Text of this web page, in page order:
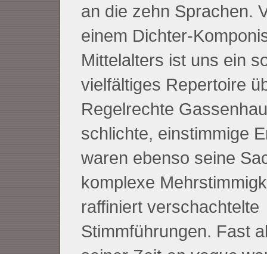
an die zehn Sprachen.
einem Dichter-
Mittelalters ist uns ein
vielfältiges Repertoire
Regelrechte
schlichte, einstimmige
waren ebenso seine
komplexe
raffiniert verschachtelte
Stimmführungen. Fast